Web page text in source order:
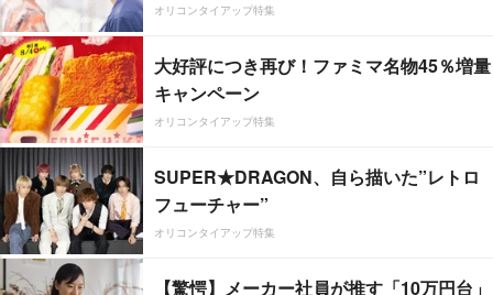
オリコンタイアップ特集
大好評につき再び！ファミマ名物45％増量
キャンペーン
オリコンタイアップ特集
SUPER★DRAGON、自ら描いた”レトロ
フューチャー”
オリコンタイアップ特集
【驚愕】メーカー社員が推す「10万円台」